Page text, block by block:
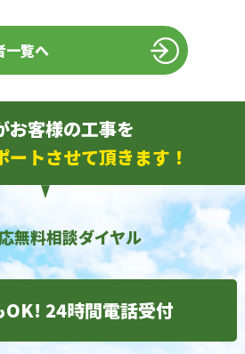
一覧へ
お客様の工事を
ートさせて頂きます！
無料相談ダイヤル
OK! 24時間電話受付